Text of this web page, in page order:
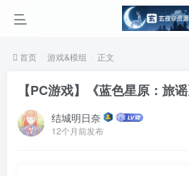
首页 游戏&模组 正文
【PC游戏】《蓝色星原：旅
结城明日奈
12个月前发布